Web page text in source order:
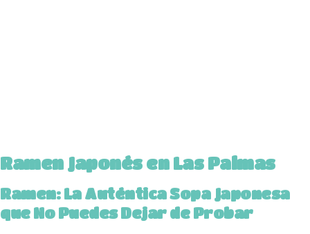
Ramen Japonés en Las Palmas
Ramen: La Auténtica Sopa Japonesa
que No Puedes Dejar de Probar